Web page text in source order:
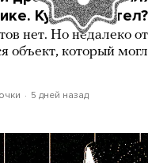
Куда он
нет. Но недалеко
объект, который
5 дней назад